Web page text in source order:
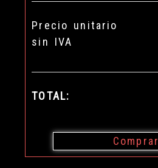
Precio unitario
sin IVA
TOTAL:
Comprar